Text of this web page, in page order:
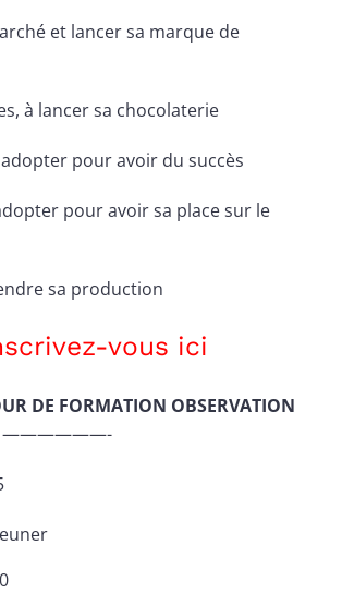
et lancer sa marque de
à lancer sa chocolaterie
pour avoir du succès
pour avoir sa place sur le
sa production
vous ici
DE FORMATION OBSERVATION
——————-